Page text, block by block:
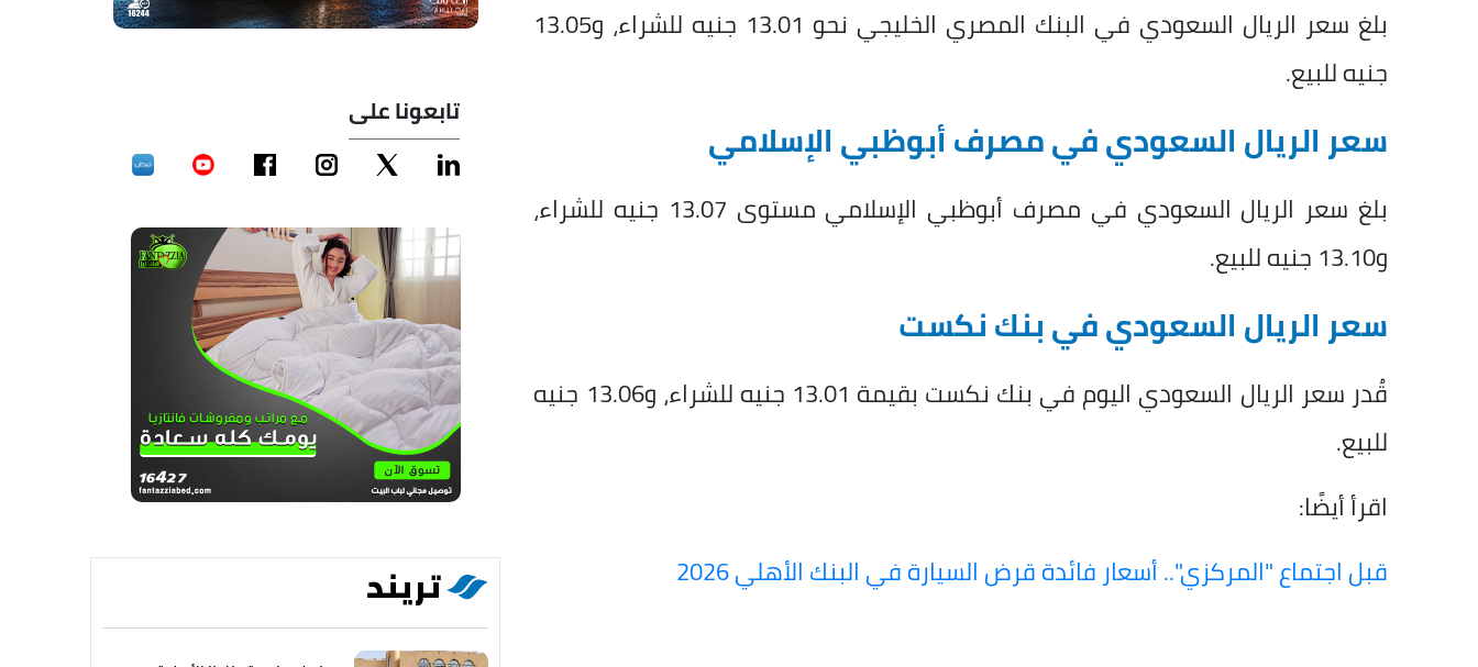
بلغ سعر الريال السعودي في البنك المصري الخليجي نحو 13.01 جنيه للشراء، و13.05
جنيه للبيع.
سعر الريال السعودي في مصرف أبوظبي الإسلامي
بلغ سعر الريال السعودي في مصرف أبوظبي الإسلامي مستوى 13.07 جنيه للشراء،
و13.10 جنيه للبيع.
سعر الريال السعودي في بنك نكست
قُدر سعر الريال السعودي اليوم في بنك نكست بقيمة 13.01 جنيه للشراء، و13.06 جنيه
للبيع.
اقرأ أيضًا:
قبل اجتماع "المركزي".. أسعار فائدة قرض السيارة في البنك الأهلي 2026
تابعونا على
تريند